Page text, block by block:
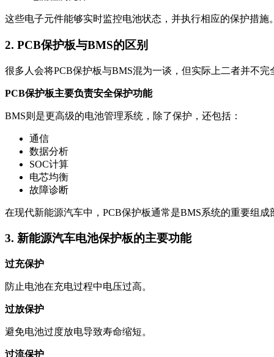
这些电子元件能够实时监控电池状态，并执行相应的保护措施。
2. PCB保护板与BMS的区别
很多人会将PCB保护板与BMS混为一谈，但实际上二者并不完
PCB保护板主要负责安全保护功能
BMS则是更高级的电池管理系统，除了保护，还包括：
通信
数据分析
SOC计算
电芯均衡
故障诊断
在现代新能源汽车中，PCB保护板通常是BMS系统的重要组成
3. 新能源汽车电池保护板的主要功能
过充保护
防止电池在充电过程中电压过高。
过放保护
避免电池过度放电导致寿命缩短。
过流保护